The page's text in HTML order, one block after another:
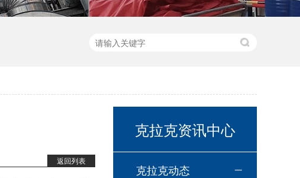
返回列表
克拉克资讯中心
克拉克动态
高温链条油HL350